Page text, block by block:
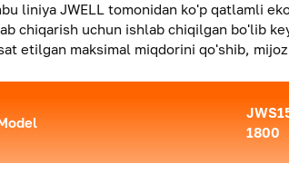
liniya JWELL tomonidan ko'p qatlamli
chiqarish uchun ishlab chiqilgan bo'lib
etilgan maksimal miqdorini qo'shib,
1800